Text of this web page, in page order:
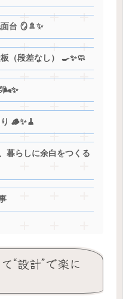
台 🪞🚿✨
（段差なし） 🍳✨🧼
🪵✨🧹
暮らしに余白をつくる
“設計”で楽に